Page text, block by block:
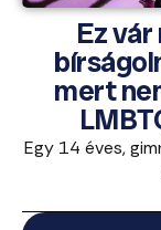
Ez
mert
Egy 14 éves,